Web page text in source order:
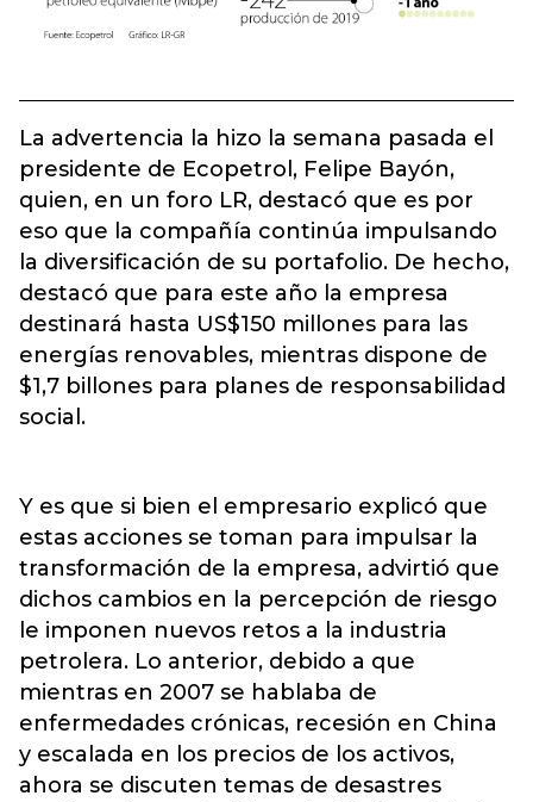
La advertencia la hizo la semana pasada el
presidente de Ecopetrol, Felipe Bayón,
quien, en un foro LR, destacó que es por
eso que la compañía continúa impulsando
la diversificación de su portafolio. De hecho,
destacó que para este año la empresa
destinará hasta US$150 millones para las
energías renovables, mientras dispone de
$1,7 billones para planes de responsabilidad
social.
Y es que si bien el empresario explicó que
estas acciones se toman para impulsar la
transformación de la empresa, advirtió que
dichos cambios en la percepción de riesgo
le imponen nuevos retos a la industria
petrolera. Lo anterior, debido a que
mientras en 2007 se hablaba de
enfermedades crónicas, recesión en China
y escalada en los precios de los activos,
ahora se discuten temas de desastres